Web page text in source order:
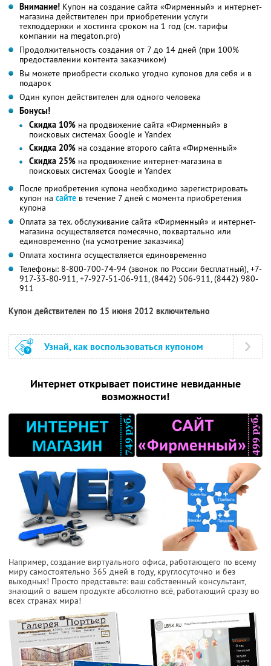
Внимание! Купон на создание сайта «Фирменный» и интернет-
магазина действителен при приобретении услуги
техподдержки и хостинга сроком на 1 год (см. тарифы
компании на megaton.pro)
Продолжительность создания от 7 до 14 дней (при 100%
предоставлении контента заказчиком)
Вы можете приобрести сколько угодно купонов для себя и в
подарок
Один купон действителен для одного человека
Бонусы!
Скидка 10% на продвижение сайта «Фирменный» в
поисковых системах Google и Yandex
Скидка 20% на создание второго сайта «Фирменный»
Скидка 25% на продвижение интернет-магазина в
поисковых системах Google и Yandex
После приобретения купона необходимо зарегистрировать
купон на сайте в течение 7 дней с момента приобретения
купона
Оплата за тех. обслуживание сайта «Фирменный» и интернет-
магазина осуществляется помесячно, поквартально или
единовременно (на усмотрение заказчика)
Оплата хостинга осуществляется единовременно
Телефоны: 8-800-700-74-94 (звонок по России бесплатный), +7-
917-33-80-911, +7-927-51-06-911, (8442) 506-911, (8442) 980-
911
Купон действителен по 15 июня 2012 включительно
Узнай, как воспользоваться купоном
Интернет открывает поистине невиданные
возможности!
Например, создание виртуального офиса, работающего по всему
миру самостоятельно 365 дней в году, круглосуточно и без
выходных! Просто представьте: ваш собственный консультант,
знающий о вашем продукте абсолютно всё, работающий сразу во
всех странах мира!